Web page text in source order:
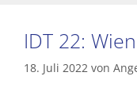
IDT 22:
18. Juli 2022 von